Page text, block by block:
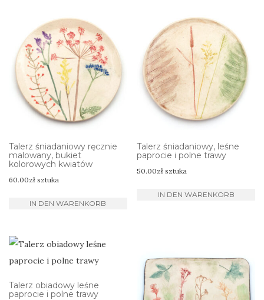
Talerz śniadaniowy ręcznie
malowany, bukiet
kolorowych kwiatów
60.00zł sztuka
IN DEN WARENKORB
Talerz śniadaniowy, leśne
paprocie i polne trawy
50.00zł sztuka
IN DEN WARENKORB
Talerz obiadowy leśne
paprocie i polne trawy